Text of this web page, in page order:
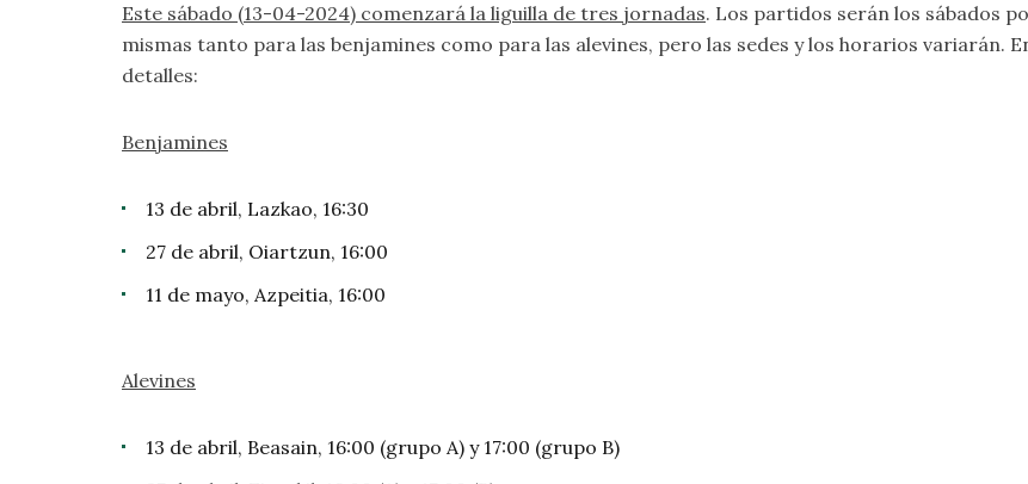
Este sábado (13-04-2024) comenzará la liguilla de tres jornadas. Los partidos serán los sábados
mismas tanto para las benjamines como para las alevines, pero las sedes y los horarios variarán.
detalles:
Benjamines
13 de abril, Lazkao, 16:30
27 de abril, Oiartzun, 16:00
11 de mayo, Azpeitia, 16:00
Alevines
13 de abril, Beasain, 16:00 (grupo A) y 17:00 (grupo B)